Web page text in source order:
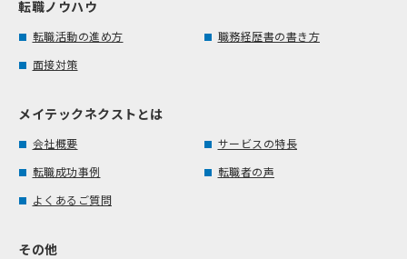
転職ノウハウ
転職活動の進め方
職務経歴書の書き方
面接対策
メイテックネクストとは
会社概要
サービスの特長
転職成功事例
転職者の声
よくあるご質問
その他